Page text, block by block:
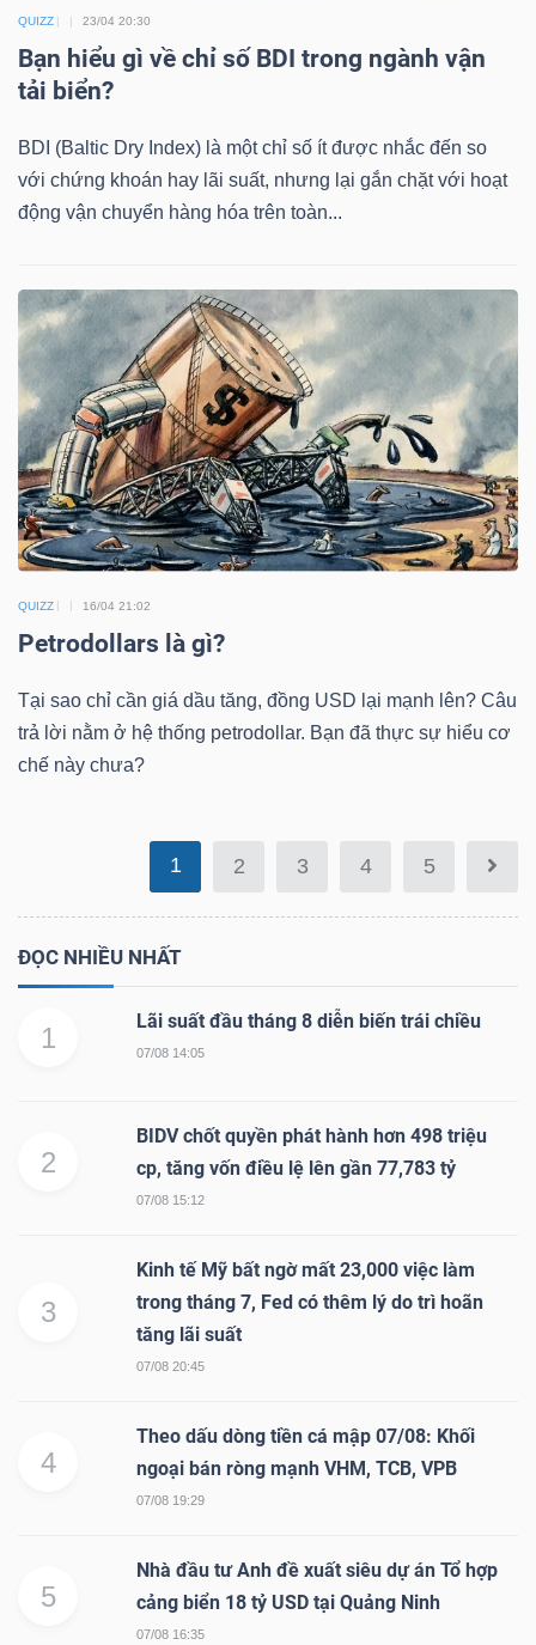
QUIZZ 23/04 20:30
Bạn hiểu gì về chỉ số BDI trong ngành vận
tải biển?
BDI (Baltic Dry Index) là một chỉ số ít được nhắc đến so
với chứng khoán hay lãi suất, nhưng lại gắn chặt với hoạt
động vận chuyển hàng hóa trên toàn...
QUIZZ 16/04 21:02
Petrodollars là gì?
Tại sao chỉ cần giá dầu tăng, đồng USD lại mạnh lên? Câu
trả lời nằm ở hệ thống petrodollar. Bạn đã thực sự hiểu cơ
chế này chưa?
1 2 3 4 5
ĐỌC NHIỀU NHẤT
1
Lãi suất đầu tháng 8 diễn biến trái chiều
07/08 14:05
2
BIDV chốt quyền phát hành hơn 498 triệu
cp, tăng vốn điều lệ lên gần 77,783 tỷ
07/08 15:12
3
Kinh tế Mỹ bất ngờ mất 23,000 việc làm
trong tháng 7, Fed có thêm lý do trì hoãn
tăng lãi suất
07/08 20:45
4
Theo dấu dòng tiền cá mập 07/08: Khối
ngoại bán ròng mạnh VHM, TCB, VPB
07/08 19:29
5
Nhà đầu tư Anh đề xuất siêu dự án Tổ hợp
cảng biển 18 tỷ USD tại Quảng Ninh
07/08 16:35
DỊCH
VỤ
THÔNG
TIỆN
ÍCH
BẤT
ĐỘNG
SẢN
Mã
khoán
(-)
Tất cả
(-)
Tất cả Người nội bộ
Tin
giả
cáo